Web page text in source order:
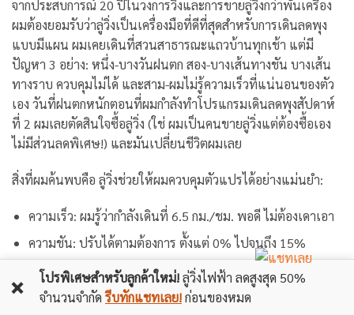
จากประสบการณ์ 20 ปีในวงการวิ่งและการขายลู่วิ่งกว่าพันเครื่อง
ผมต้องยอมรับว่าลู่วิ่งเป็นเครื่องมือที่ดีที่สุดสำหรับการเดินลดพุง
แบบมีแผน ผมเคยเดินที่สวนสาธารณะแถวบ้านทุกเช้า แต่มี
ปัญหา 3 อย่าง: หนึ่ง-บางวันฝนตก สอง-บางเส้นทางชัน บางเส้น
ทางราบ ควบคุมไม่ได้ และสาม-ผมไม่รู้ความเร็วที่แน่นอนของตัว
เอง วันที่ฝนตกหนักตอนที่ผมกำลังทำโปรแกรมเดินลดพุงสัปดาห์
ที่ 2 ผมเลยตัดสินใจซื้อลู่วิ่ง (ใช่ ผมเป็นคนขายลู่วิ่งแต่ต้องซื้อเอง
ไม่มีส่วนลดพิเศษ!) และมันเปลี่ยนชีวิตผมเลย
สิ่งที่ผมค้นพบคือ ลู่วิ่งช่วยให้ผมควบคุมตัวแปรได้อย่างแม่นยำ:
ความเร็ว: ผมรู้ว่ากำลังเดินที่ 6.5 กม./ชม. พอดี ไม่ต้องเดาเอา
ความชัน: ปรับได้ตามต้องการ ตั้งแต่ 0% ไปจนถึง 15%
เวลา: มีนาฬิกาบอกชัดเจน ไม่ต้องกลัวลืมเวลา
ระยะทาง: วัดได้แม่นยำเป็นเมตร
โปรพิเศษสำหรับลูกค้าใหม่!ลู่วิ่งไฟฟ้า ลดสูงสุด 50%
จำนวนจำกัดรีบทักแชทเลย!ก่อนของหมด
❌